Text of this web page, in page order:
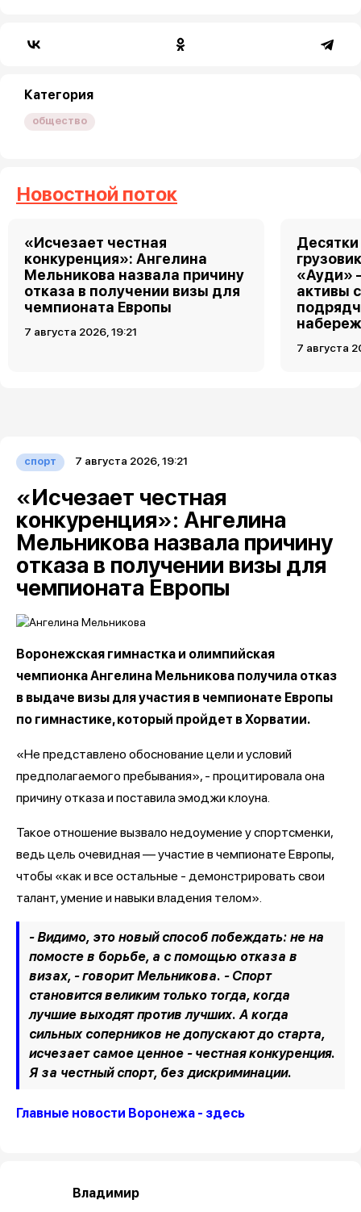
Категория
общество
Новостной поток
«Исчезает честная
конкуренция»: Ангелина
Мельникова назвала причину
отказа в получении визы для
чемпионата Европы
7 августа 2026, 19:21
«Ауди»
активы
7 августа
спорт 7 августа 2026, 19:21
«Исчезает честная
конкуренция»: Ангелина
Мельникова назвала причину
отказа в получении визы для
чемпионата Европы
Воронежская гимнастка и олимпийская
чемпионка Ангелина Мельникова получила отказ
в выдаче визы для участия в чемпионате Европы
по гимнастике, который пройдет в Хорватии.
«Не представлено обоснование цели и условий
предполагаемого пребывания», - процитировала она
причину отказа и поставила эмоджи клоуна.
Такое отношение вызвало недоумение у спортсменки,
ведь цель очевидная — участие в чемпионате Европы,
чтобы «как и все остальные - демонстрировать свои
талант, умение и навыки владения телом».
- Видимо, это новый способ побеждать: не на
помосте в борьбе, а с помощью отказа в
визах, - говорит Мельникова. - Спорт
становится великим только тогда, когда
лучшие выходят против лучших. А когда
сильных соперников не допускают до старта,
исчезает самое ценное - честная конкуренция.
Я за честный спорт, без дискриминации.
Главные новости Воронежа - здесь
Владимир